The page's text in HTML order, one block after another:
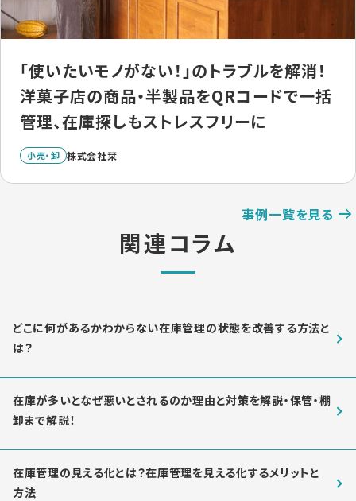
「使いたいモノがない！」のトラブルを解消！
洋菓子店の商品・半製品をQRコードで一括
管理、在庫探しもストレスフリーに
小売・卸 株式会社栞
事例一覧を見る
関連コラム
どこに何があるかわからない在庫管理の状態を改善する方法と
は？
在庫が多いとなぜ悪いとされるのか理由と対策を解説・保管・棚
卸まで解説！
在庫管理の見える化とは？在庫管理を見える化するメリットと
方法